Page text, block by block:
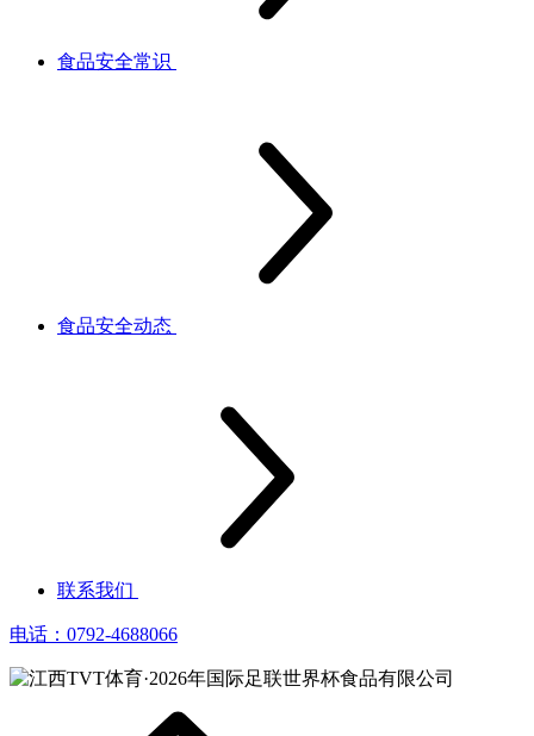
食品安全常识
食品安全动态
联系我们
电话：0792-4688066